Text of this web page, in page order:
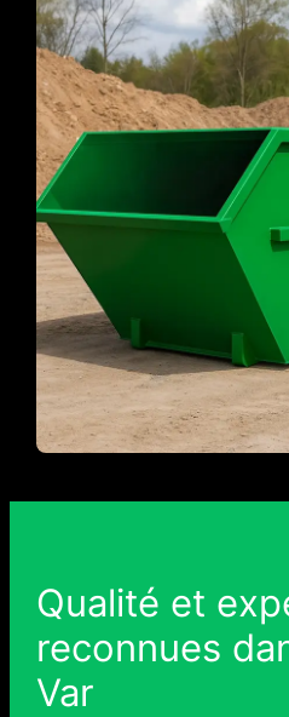
Qualité et
reconnues
Var